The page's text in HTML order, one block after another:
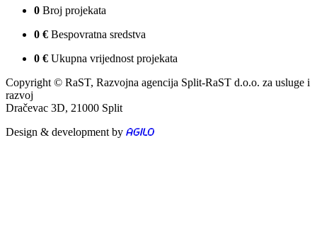
0 Broj projekata
0 € Bespovratna sredstva
0 € Ukupna vrijednost projekata
Copyright © RaST, Razvojna agencija Split-RaST d.o.o. za usluge i
razvoj
Dračevac 3D, 21000 Split
Design & development by